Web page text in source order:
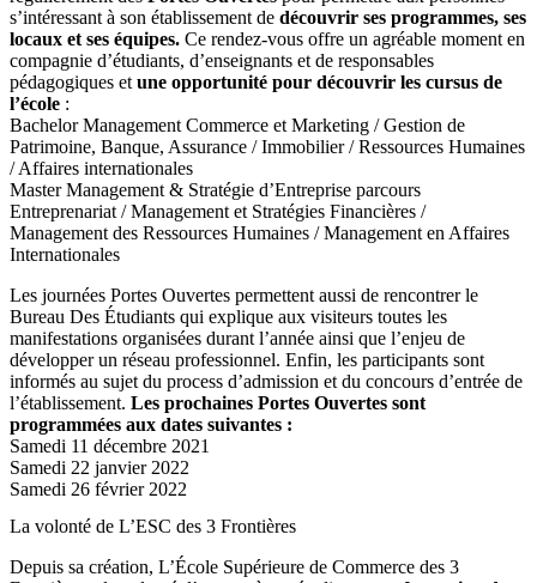
s’intéressant à son établissement de découvrir ses programmes, ses
locaux et ses équipes. Ce rendez-vous offre un agréable moment en
compagnie d’étudiants, d’enseignants et de responsables
pédagogiques et une opportunité pour découvrir les cursus de
l’école :
Bachelor Management Commerce et Marketing / Gestion de
Patrimoine, Banque, Assurance / Immobilier / Ressources Humaines
/ Affaires internationales
Master Management & Stratégie d’Entreprise parcours
Entreprenariat / Management et Stratégies Financières /
Management des Ressources Humaines / Management en Affaires
Internationales
Les journées Portes Ouvertes permettent aussi de rencontrer le
Bureau Des Étudiants qui explique aux visiteurs toutes les
manifestations organisées durant l’année ainsi que l’enjeu de
développer un réseau professionnel. Enfin, les participants sont
informés au sujet du process d’admission et du concours d’entrée de
l’établissement. Les prochaines Portes Ouvertes sont
programmées aux dates suivantes :
Samedi 11 décembre 2021
Samedi 22 janvier 2022
Samedi 26 février 2022
La volonté de L’ESC des 3 Frontières
Depuis sa création, L’École Supérieure de Commerce des 3